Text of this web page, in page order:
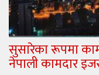
सुसारेका रूपमा
नेपाली कामदार